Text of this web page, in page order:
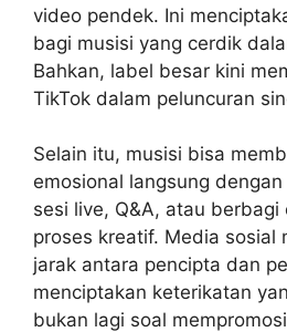
video pendek. Ini
bagi musisi yang cerdik
Bahkan, label besar kini
TikTok dalam peluncuran
Selain itu, musisi bisa
emosional langsung
sesi live, Q&A, atau
proses kreatif. Media sosial
jarak antara pencipta dan
menciptakan keterikatan
bukan lagi soal